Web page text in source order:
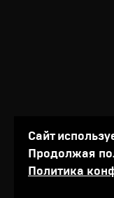
Сайт
Продолжая
Политика